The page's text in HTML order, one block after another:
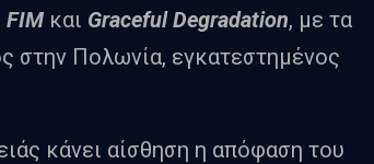
FIM και Graceful Degradation, με τα
στην Πολωνία, εγκατεστημένος
κάνει αίσθηση η απόφαση του